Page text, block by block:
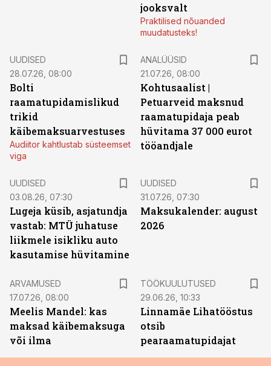
jooksvalt
Praktilised nõuanded
muudatusteks!
UUDISED
28.07.26, 08:00
Bolti
raamatupidamislikud
trikid
käibemaksuarvestuses
Audiitor kahtlustab süsteemset
viga
ANALÜÜSID
21.07.26, 08:00
Kohtusaalist |
Petuarveid maksnud
raamatupidaja peab
hüvitama 37 000 eurot
tööandjale
UUDISED
03.08.26, 07:30
Lugeja küsib, asjatundja
vastab: MTÜ juhatuse
liikmele isikliku auto
kasutamise hüvitamine
UUDISED
31.07.26, 07:30
Maksukalender: august
2026
ARVAMUSED
17.07.26, 08:00
Meelis Mandel: kas
maksad käibemaksuga
või ilma
TÖÖKUULUTUSED
29.06.26, 10:33
Linnamäe Lihatööstus
otsib
pearaamatupidajat